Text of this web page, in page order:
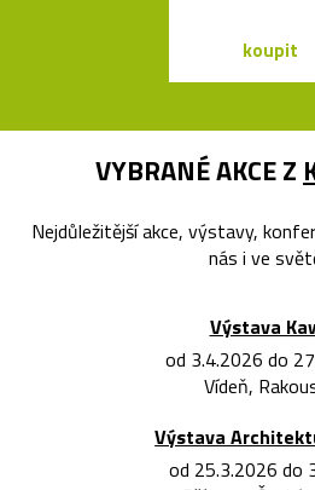
koupit
VYBRANÉ AKCE Z
Nejdůležitější akce, výstavy,
nás i ve
Výstava
od 3.4.2026 do
Vídeň,
Výstava
od 25.3.2026 do